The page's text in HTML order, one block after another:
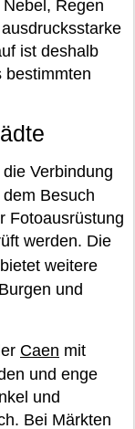
Regen
ist deshalb
bestimmten
Verbindung
Besuch
Fotoausrüstung
werden. Die
bietet weitere
und
Caen mit
und enge
und
Bei Märkten